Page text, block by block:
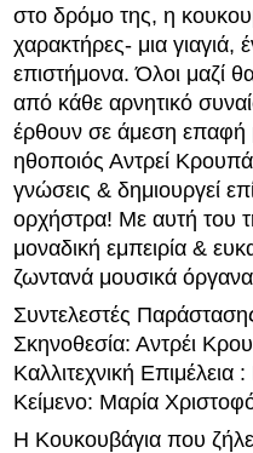
στο δρόμο της, η
χαρακτήρες- μια γιαγιά,
επιστήμονα. Όλοι μαζί
από κάθε αρνητικό
έρθουν σε άμεση επαφή
ηθοποιός Αντρεί Κρουπά
γνώσεις & δημιουργεί
ορχήστρα! Με αυτή του
μοναδική εμπειρία &
ζωντανά μουσικά
Συντελεστές
Σκηνοθεσία: Αντρέι
Καλλιτεχνική
Κείμενο: Μαρία
Η Κουκουβάγια που